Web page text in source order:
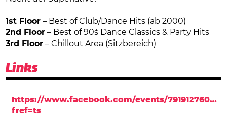
1st Floor – Best of Club/Dance Hits (ab 2000)
2nd Floor – Best of 90`s Dance Classics & Party Hits
3rd Floor – Chillout Area (Sitzbereich)
Links
https://www.facebook.com/events/
fref=ts